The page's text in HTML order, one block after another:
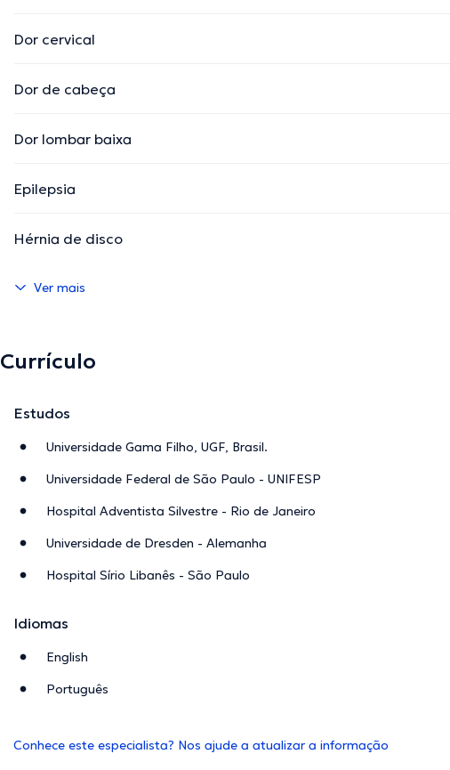
Dor cervical
Dor de cabeça
Dor lombar baixa
Epilepsia
Hérnia de disco
Ver mais
Currículo
Estudos
Universidade Gama Filho, UGF, Brasil.
Universidade Federal de São Paulo - UNIFESP
Hospital Adventista Silvestre - Rio de Janeiro
Universidade de Dresden - Alemanha
Hospital Sírio Libanês - São Paulo
Idiomas
English
Português
Conhece este especialista? Nos ajude a atualizar a informação